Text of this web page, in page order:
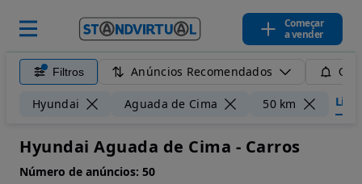
Começar
a vender
Filtros Anúncios Recomendados
Hyundai Aguada de Cima 50 km
Hyundai Aguada de Cima - Carros
Número de anúncios: 50